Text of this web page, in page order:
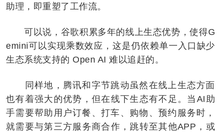
助理，即重塑了工作流。
可以说，谷歌积累多年的线上生态优势，使得G
emini可以实现乘数效应，这是仍依赖单一入口缺少
生态系统支持的 Open AI 难以追赶的。
同样地，腾讯和字节跳动虽然在线上生态方面
也有着强大的优势，但在线下生态有不足。当AI助
手需要帮助用户订餐、打车、购物、预约服务时，
就需要与第三方服务商合作，跳转至其他APP，或